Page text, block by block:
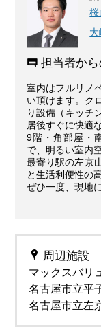
桜
担当者か
室内はフルリノ
い頂けます。ク
り設備（キッチ
居後すぐに快適
9階・角部屋・
で、明るい室内
最寄り駅の左京
と生活利便性の
ぜひ一度、現地
周辺施設
マックスバ
名古屋市立
名古屋市立